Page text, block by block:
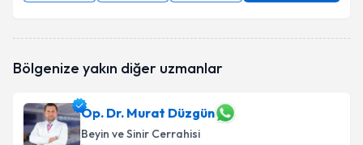
Bölgenize yakın diğer uzmanlar
Op. Dr. Murat Düzgün
Beyin ve Sinir Cerrahisi